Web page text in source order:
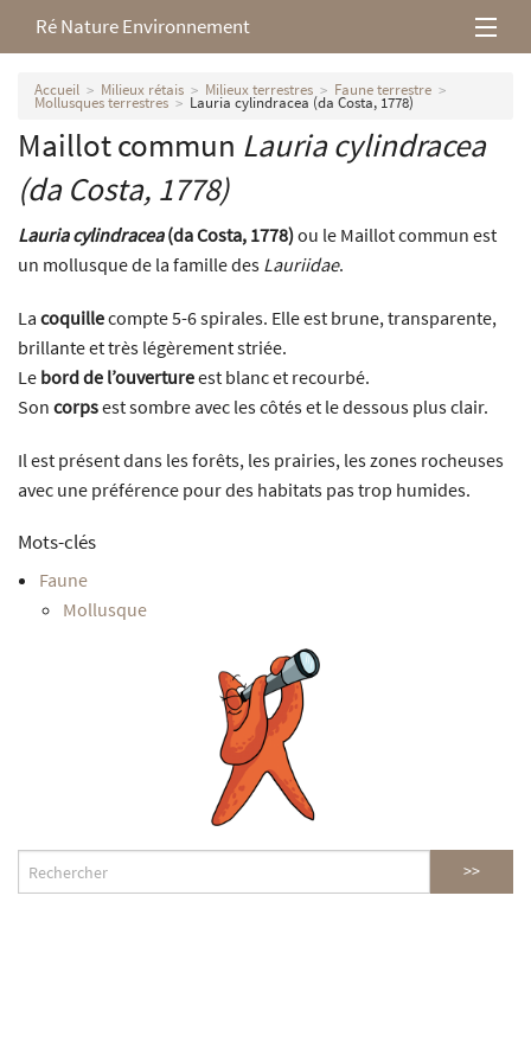
Ré Nature Environnement
L’association
Milieux rétais
Nos parutions
Accueil Milieux rétais Milieux terrestres Faune terrestre
Mollusques terrestres Lauria cylindracea (da Costa, 1778)
Maillot commun Lauria cylindracea
(da Costa, 1778)
Lauria cylindracea(da Costa, 1778)ou le Maillot commun est
un mollusque de la famille des Lauriidae.
La coquillecompte 5-6 spirales. Elle est brune, transparente,
brillante et très légèrement striée.
Le bord de l’ouvertureest blanc et recourbé.
Son corpsest sombre avec les côtés et le dessous plus clair.
Il est présent dans les forêts, les prairies, les zones rocheuses
avec une préférence pour des habitats pas trop humides.
Mots-clés
Faune
Mollusque